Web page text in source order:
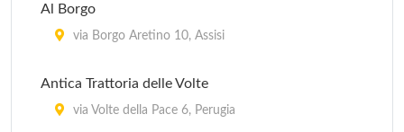
Sorella Luna
Trattoria da Mario il Rugantino
Al Borgo
via Borgo Aretino 10, Assisi
Antica Trattoria delle Volte
via Volte della Pace 6, Perugia